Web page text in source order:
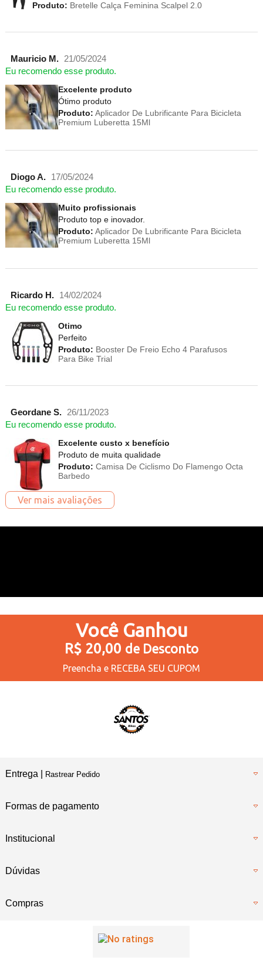
Produto: Bretelle Calça Feminina Scalpel 2.0
Mauricio M.
21/05/2024
Eu recomendo esse produto.
Excelente produto
Ótimo produto
Produto: Aplicador De Lubrificante Para Bicicleta
Premium Luberetta 15Ml
Diogo A.
17/05/2024
Eu recomendo esse produto.
Muito profissionais
Produto top e inovador.
Produto: Aplicador De Lubrificante Para Bicicleta
Premium Luberetta 15Ml
Ricardo H.
14/02/2024
Eu recomendo esse produto.
Otimo
Perfeito
Produto: Booster De Freio Echo 4 Parafusos
Para Bike Trial
Geordane S.
26/11/2023
Eu recomendo esse produto.
Excelente custo x benefício
Produto de muita qualidade
Produto: Camisa De Ciclismo Do Flamengo Octa
Barbedo
Ver mais avaliações
Você Ganhou
R$ 20,00 de Desconto
Preencha e RECEBA SEU CUPOM
Entrega | Rastrear Pedido
Formas de pagamento
Institucional
Dúvidas
Compras